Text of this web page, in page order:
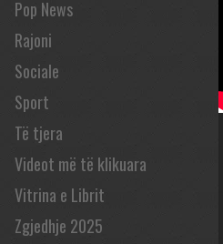
Pop News
Rajoni
Sociale
Sport
Të tjera
Videot më të klikuara
Vitrina e Librit
Zgjedhje 2025